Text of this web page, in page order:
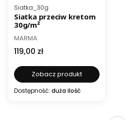
Kod produktu
Siatka_30g
Siatka przeciw kretom
30g/m²
PRODUCENT
MARMA
Cena
119,00 zł
Zobacz produkt
Dostępność: duża ilość